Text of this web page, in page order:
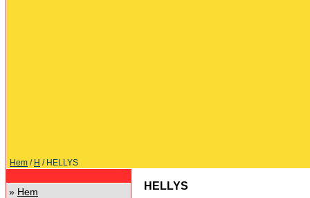
Hem / H / HELLYS
» Hem
HELLYS